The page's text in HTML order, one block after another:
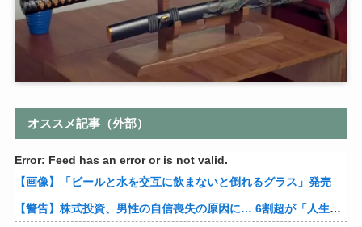
オススメ記事（外部）
Error: Feed has an error or is not valid.
【画像】「ビールと水を交互に飲まないと倒れるグラス」発売
【警告】株式投資、男性の自信喪失の原因に… 6割超が「人生の敗者」自認